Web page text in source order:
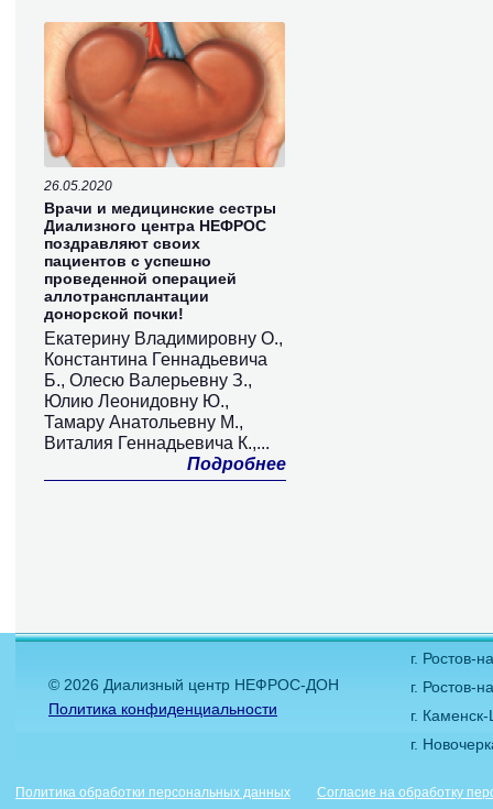
26.05.2020
Врачи и медицинские сестры
Диализного центра НЕФРОС
поздравляют своих
пациентов с успешно
проведенной операцией
аллотрансплантации
донорской почки!
Екатерину Владимировну О.,
Константина Геннадьевича
Б., Олесю Валерьевну З.,
Юлию Леонидовну Ю.,
Тамару Анатольевну М.,
Виталия Геннадьевича К.,...
Подробнее
© 2026 Диализный центр НЕФРОС-ДОН
Политика конфиденциальности
г. Ростов-
г. Ростов-
г.
г.
Политика обработки персональных данных Согласие на обработку